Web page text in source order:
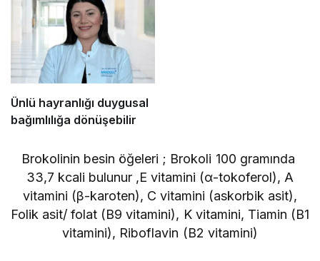
Ünlü hayranlığı duygusal
bağımlılığa dönüşebilir
Brokolinin besin öğeleri ; Brokoli 100 gramında
33,7 kcali bulunur ,E vitamini (α-tokoferol), A
vitamini (β-karoten), C vitamini (askorbik asit),
Folik asit/ folat (B9 vitamini), K vitamini, Tiamin (B1
vitamini), Riboflavin (B2 vitamini)